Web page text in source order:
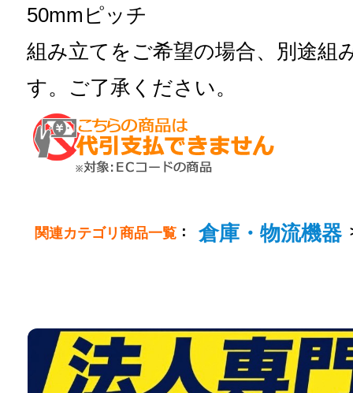
50mmピッチ
組み立てをご希望の場合、別途組
す。ご了承ください。
関連カテゴリ商品一覧 ： 倉庫・物流機器